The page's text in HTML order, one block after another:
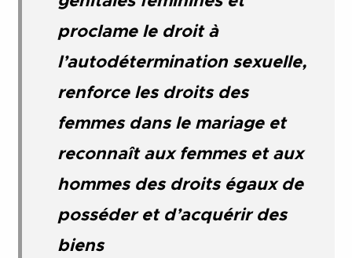
proclame le droit à
l’autodétermination sexuelle,
renforce les droits des
femmes dans le mariage et
reconnaît aux femmes et aux
hommes des droits égaux de
posséder et d’acquérir des
biens